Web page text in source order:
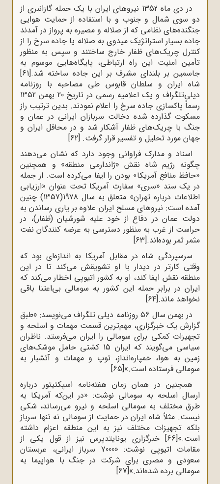
در دی ماه 1352 نیروهای ایران با یک حمله گازانبری از
دو سوی شمال و جنوب و با استفاده از حمایت هوایی
جنگنده‌های نظامی که از صلاله و مصیره به پرواز در آمدند
جاده بسیار استراتژیک میدوی به صلاله یا جاده سرخ را از
کنترل چریک‌های ظفار خارج ساختند و سپس به منظور
تأمین امنیت این راه ارتباطی، پایگاه‌هایی موسوم به
جاسمین بر بلندای مشرف بر این جاده ساخته شد.[61]
شاه ایران و سلطان قابوس طی مصاحبه‌ با روزنامه
دیلی‌تلگراف و یک اعلامیه رسمی در تاریخ 20 بهمن 1352
رسماً پاکسازی جاده سرخ را اعلام نمودند. بدین ترتیب راز
مسکوت گذارده شده دخالت سربازان ایرانی در عمان و
جنگ با چریک‌های ظفار آشکار شد و در محافل ایران و
جهان مورد تحلیل و تفسیر قرار گرفت. [62]
اسناد و مدارک فراوانی وجود دارد که نشان می‌دهند
چگونه رژیم شاه نقش «ژاندارمی منطقه» و همچنین
«حافظ منافع آمریکا» بودن را ایفا می‌کرده است. از جمله
در یک سند «سری» سفارت آمریکا تحت عنوان «ارزیابی
اطلاعات درباره تهران» متعلق به سال 1978(1357) چنین
آمده است: نیروهای مسلح ایران علاوه بر یاری رساندن به
دولت عمان در دفاع از خود علیه شورشیان (ظفار)، در
حراست از غرب به منظور دسترسی به عرضه کنندگان نفت
مثمر ثمر بوده‌اند.[63]
سرسپردگی شاه در مقابل آمریکا به ‌اندازه‌ای بود که
وقتی کارتر در دیدار با او تشویقش می‌کند تا در این
منطقه نقش ایفا کند، او به کشور اتیوپی اخطار می‌کند که
ایران در برابر حمله این کشور به سومالی بی‌اعتنا باقی
نخواهد ماند.[64]
در بهمن سال 56 روزنامه دیلی تلگراف می‌نویسد: «طبق
گزارش یک خبرگزاری، مهم‌ترین قسمت مهمات و اسلحه و
تجهیزات کمکی برای سومالی را ایران می‌فرستد. ناظران
سیاسی می‌گویند که ایران 15 کشتی حامل موشک‌های
زمین به هوا، خمپاره‌انداز، توپ و مهمات و آتشبار به
سومالی فرستاده است.»[65]
همچنین در همان زمان هفته‌نامه اسپکتیتور درباره
ارسال اسلحه به سومالی نوشت: «در این‌‌که آمریکا به
طرق مختلف به سومالی اسلحه و نیرو می‌رساند، شکی
نیست. مثلاً شاه ایران در حمایت از سومالی نه ‌تنها سرباز
بلکه تجهیزات مختلف نیز به این منطقه اعزام داشته
است.»[66]
خبرگزاری یونایتدپرس نیز از قول یکی از
مقامات اتیوپی نوشت: «7000 سرباز ایرانی، عربستان
سعودی و مصری برای شرکت در جنگ با هواپیما به
سومالی برده شده‌اند.»[67]